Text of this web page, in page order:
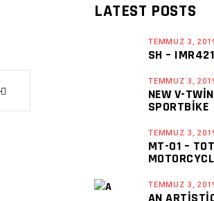
LATEST POSTS
TEMMUZ 3,
SH – IMR421
TEMMUZ 3,
NEW V-TWIN
SPORTBIKE
TEMMUZ 3,
MT-01 –
TEMMUZ 3,